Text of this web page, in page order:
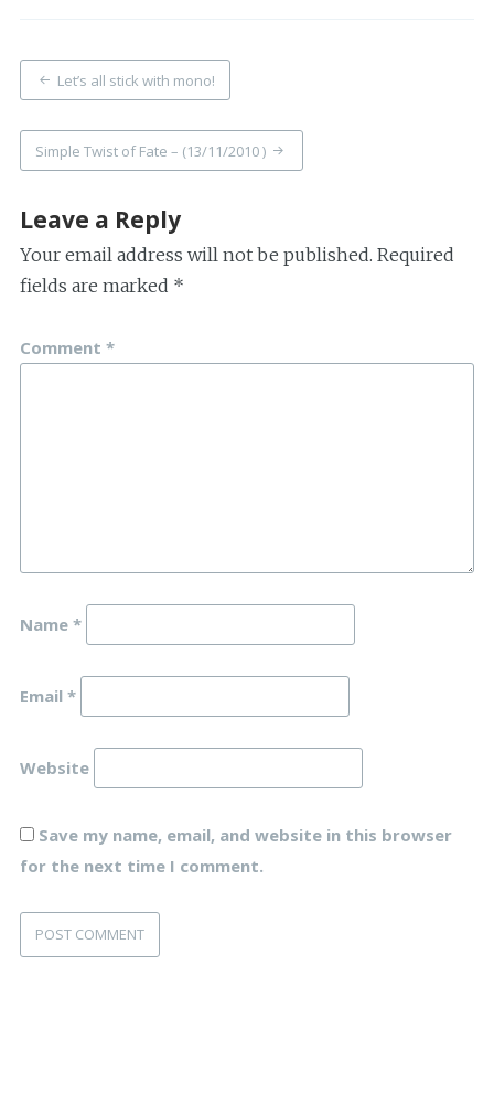
Post
navigation
Let’s all stick with mono!
Simple Twist of Fate – (13/11/2010 )
Leave a Reply
Your email address will not be published. Required
fields are marked *
Comment *
Name *
Email *
Website
Save my name, email, and website in this browser
for the next time I comment.